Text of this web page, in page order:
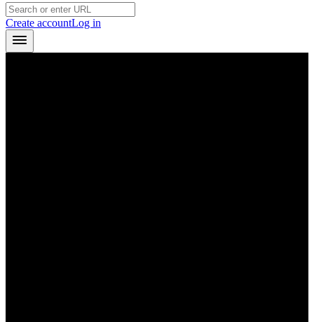
Create accountLog in